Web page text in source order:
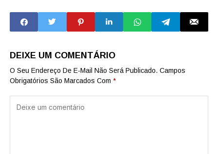
nascimento do
artista de
Brodowski (SP)
ensino técnico
DEIXE UM COMENTÁRIO
O Seu Endereço De E-Mail Não Será Publicado. Campos
Obrigatórios São Marcados Com *